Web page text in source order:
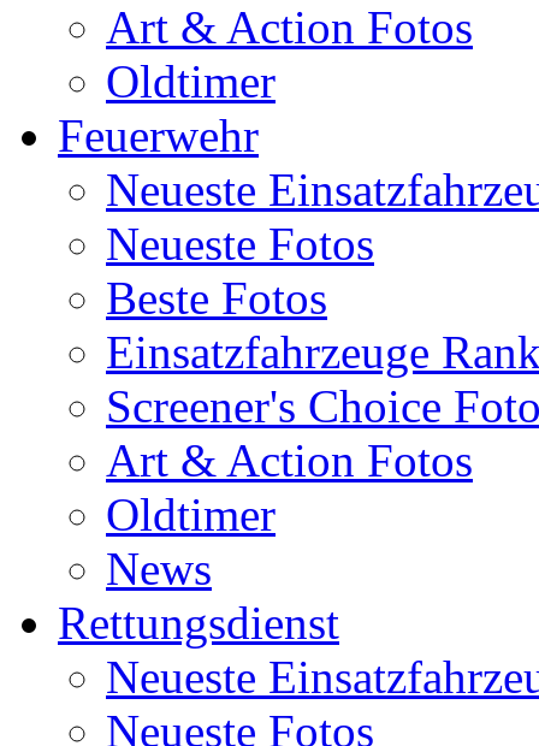
Art & Action Fotos
Oldtimer
Feuerwehr
Neueste
Neueste Fotos
Beste Fotos
Einsatzfahrzeuge
Screener's Choice
Art & Action Fotos
Oldtimer
News
Rettungsdienst
Neueste
Neueste Fotos